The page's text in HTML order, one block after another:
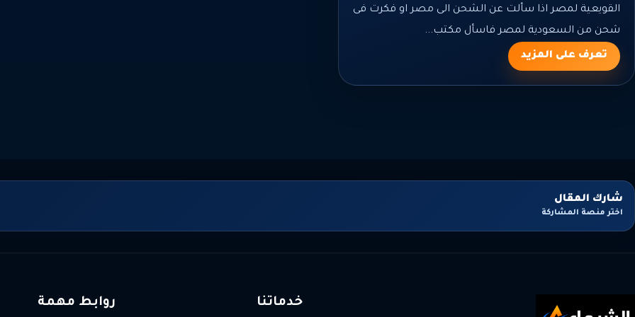
القويعية لمصر اذا سألت عن الشحن الى مصر او فكرت فى
شحن من السعودية لمصر فاسأل مكتب...
تعرف على المزيد
شارك المقال
اختر منصة المشاركة
خدماتنا روابط مهمة